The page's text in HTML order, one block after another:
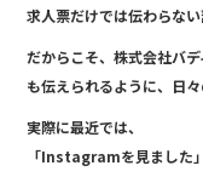
求人票だけでは伝わらない
だからこそ、株式会社バ
も伝えられるように、日
実際に最近では、
「Instagramを見ました」